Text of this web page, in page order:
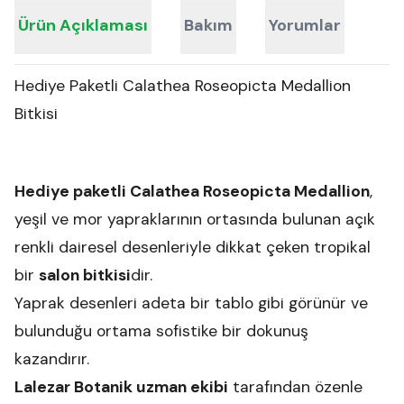
Ürün Açıklaması Bakım Yorumlar
Hediye Paketli Calathea Roseopicta Medallion
Bitkisi
Hediye paketli Calathea Roseopicta Medallion,
yeşil ve mor yapraklarının ortasında bulunan açık
renkli dairesel desenleriyle dikkat çeken tropikal
bir salon bitkisidir.
Yaprak desenleri adeta bir tablo gibi görünür ve
bulunduğu ortama sofistike bir dokunuş
kazandırır.
Lalezar Botanik uzman ekibi tarafından özenle